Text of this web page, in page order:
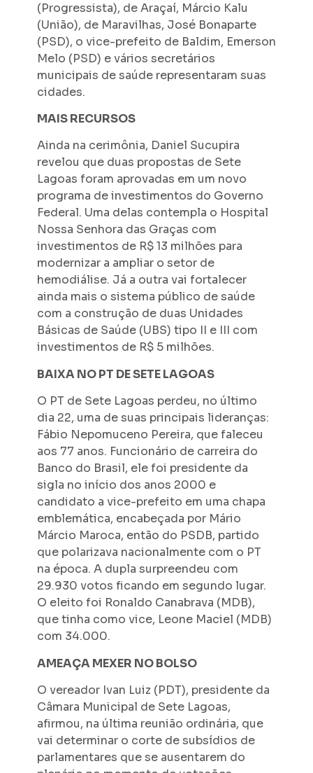
(Progressista), de Araçaí, Márcio Kalu
(União), de Maravilhas, José Bonaparte
(PSD), o vice-prefeito de Baldim, Emerson
Melo (PSD) e vários secretários
municipais de saúde representaram suas
cidades.
MAIS RECURSOS
Ainda na cerimônia, Daniel Sucupira
revelou que duas propostas de Sete
Lagoas foram aprovadas em um novo
programa de investimentos do Governo
Federal. Uma delas contempla o Hospital
Nossa Senhora das Graças com
investimentos de R$ 13 milhões para
modernizar a ampliar o setor de
hemodiálise. Já a outra vai fortalecer
ainda mais o sistema público de saúde
com a construção de duas Unidades
Básicas de Saúde (UBS) tipo II e III com
investimentos de R$ 5 milhões.
BAIXA NO PT DE SETE LAGOAS
O PT de Sete Lagoas perdeu, no último
dia 22, uma de suas principais lideranças:
Fábio Nepomuceno Pereira, que faleceu
aos 77 anos. Funcionário de carreira do
Banco do Brasil, ele foi presidente da
sigla no início dos anos 2000 e
candidato a vice-prefeito em uma chapa
emblemática, encabeçada por Mário
Márcio Maroca, então do PSDB, partido
que polarizava nacionalmente com o PT
na época. A dupla surpreendeu com
29.930 votos ficando em segundo lugar.
O eleito foi Ronaldo Canabrava (MDB),
que tinha como vice, Leone Maciel (MDB)
com 34.000.
AMEAÇA MEXER NO BOLSO
O vereador Ivan Luiz (PDT), presidente da
Câmara Municipal de Sete Lagoas,
afirmou, na última reunião ordinária, que
vai determinar o corte de subsídios de
parlamentares que se ausentarem do